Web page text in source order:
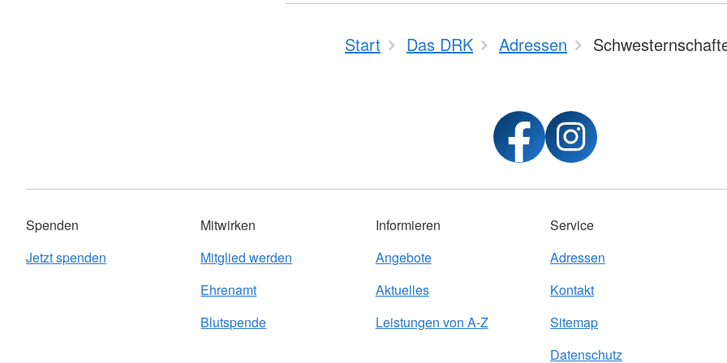
Start Das DRK Adressen
Spenden
Jetzt spenden
Mitwirken
Mitglied werden
Ehrenamt
Blutspende
Informieren
Angebote
Aktuelles
Leistungen von A-Z
Service
Adressen
Kontakt
Sitemap
Datenschutz